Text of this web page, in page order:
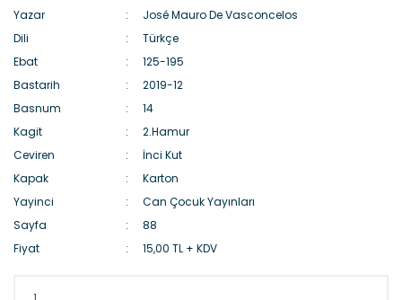
Yazar
José Mauro De Vasconcelos
Dili
Türkçe
Ebat
125-195
Bastarih
2019-12
Basnum
14
Kagit
2.Hamur
Ceviren
İnci Kut
Kapak
Karton
Yayinci
Can Çocuk Yayınları
Sayfa
88
Fiyat
15,00 TL + KDV